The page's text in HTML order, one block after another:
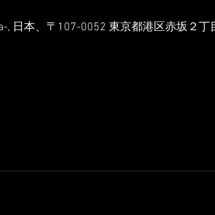
, 日本、〒107-0052 東京都港区赤坂２